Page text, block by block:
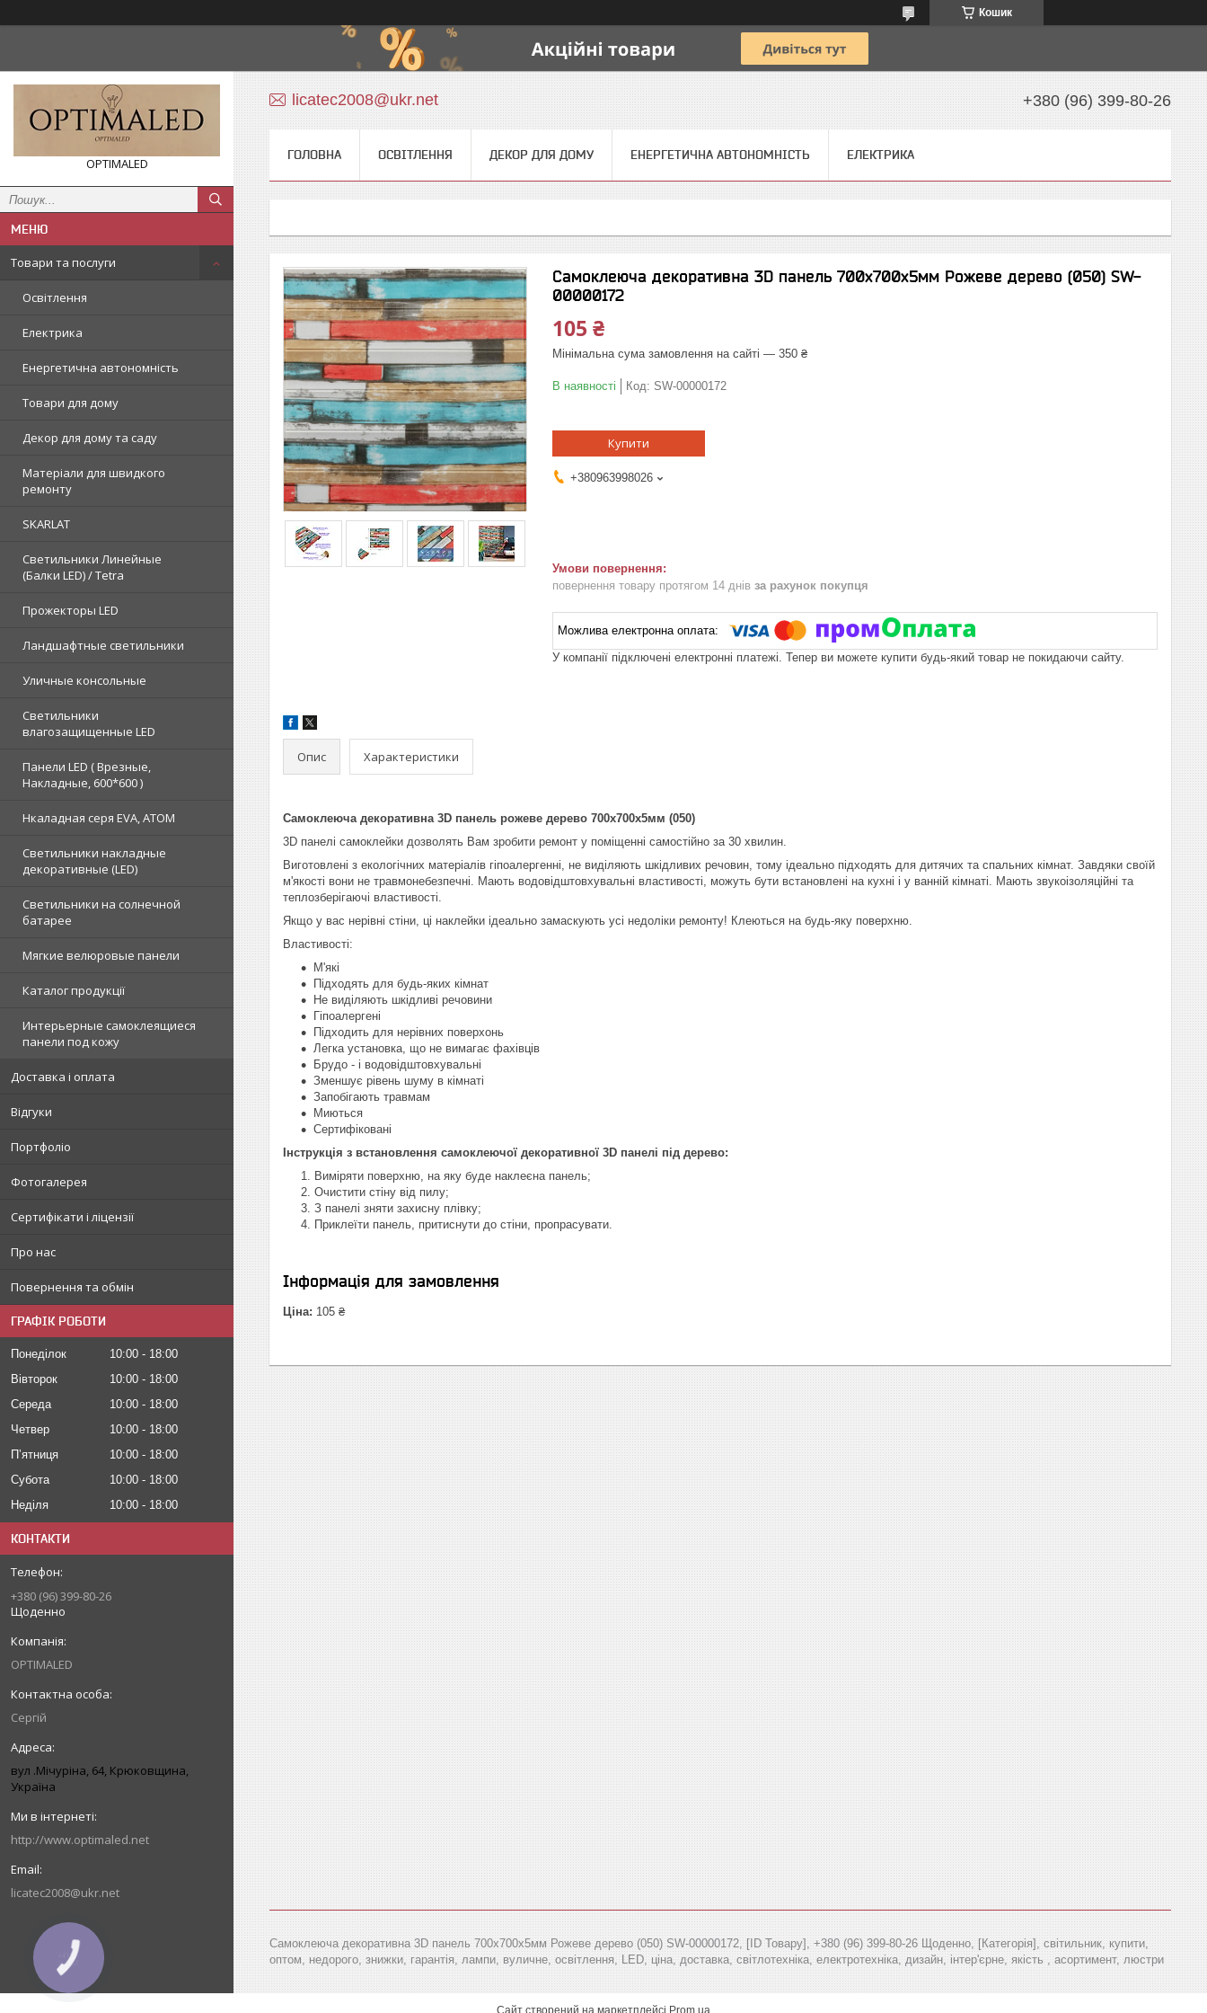
Кошик
OPTIMALED
Товари та послуги
Освітлення
Електрика
Енергетична автономність
Товари для дому
Декор для дому та саду
Матеріали для швидкого
ремонту
SKARLAT
Светильники Линейные
(Балки LED) / Tetra
Прожекторы LED
Ландшафтные светильники
Уличные консольные
Светильники
влагозащищенные LED
Панели LED ( Врезные,
Накладные, 600*600 )
Нкаладная серя EVA, ATOM
Светильники накладные
декоративные (LED)
Светильники на солнечной
батарее
Мягкие велюровые панели
Каталог продукції
Интерьерные самоклеящиеся
панели под кожу
Доставка і оплата
Відгуки
Портфоліо
Фотогалерея
Сертифікати і ліцензії
Про нас
Повернення та обмін
ГРАФІК РОБОТИ
Понеділок 10:00
18:00
Вівторок
10:00
18:00
Середа
10:00
18:00
Четвер
10:00
18:00
Пʼятниця
10:00
18:00
Субота
10:00
18:00
Неділя
10:00 18:00
КОНТАКТИ
+380 (96) 399-80-26
Щоденно
OPTIMALED
Сергій
вул .Мічуріна, 64, Крюковщина,
Україна
http://www.optimaled.net
licatec2008@ukr.net
licatec2008@ukr.net +380 (96) 399-80-26
ГОЛОВНА ОСВІТЛЕННЯ ДЕКОР ДЛЯ ДОМУ ЕНЕРГЕТИЧНА АВТОНОМНІСТЬ ЕЛЕКТРИКА
Самоклеюча декоративна 3D панель 700х700х5мм Рожеве дерево (050) SW-
00000172
105 ₴
Мінімальна сума замовлення на сайті — 350 ₴
В наявності Код: SW-00000172
Купити
+380963998026
повернення товару протягом 14 днів за рахунок покупця
У компанії підключені електронні платежі. Тепер ви можете купити будь-який товар не покидаючи сайту.
Опис Характеристики
Самоклеюча декоративна 3D панель рожеве дерево 700х700х5мм (050)
3D панелі самоклейки дозволять Вам зробити ремонт у поміщенні самостійно за 30 хвилин.
Виготовлені з екологічних матеріалів гіпоалергенні, не виділяють шкідливих речовин, тому ідеально підходять для дитячих та спальних кімнат. Завдяки своїй
м'якості вони не травмонебезпечні. Мають водовідштовхувальні властивості, можуть бути встановлені на кухні і у ванній кімнаті. Мають звукоізоляційні та
теплозберігаючі властивості.
Якщо у вас нерівні стіни, ці наклейки ідеально замаскують усі недоліки ремонту! Клеються на будь-яку поверхню.
Властивості:
М'які
Підходять для будь-яких кімнат
Не виділяють шкідливі речовини
Гіпоалергені
Підходить для нерівних поверхонь
Легка установка, що не вимагає фахівців
Брудо - і водовідштовхувальні
Зменшує рівень шуму в кімнаті
Запобігають травмам
Миються
Сертифіковані
Інструкція з встановлення самоклеючої декоративної 3D панелі під дерево:
Виміряти поверхню, на яку буде наклеєна панель;
Очистити стіну від пилу;
З панелі зняти захисну плівку;
Приклеїти панель, притиснути до стіни, пропрасувати.
Інформація для замовлення
Ціна: 105 ₴
Самоклеюча декоративна 3D панель 700х700х5мм Рожеве дерево (050) SW-00000172, [ID Товару], +380 (96) 399-80-26 Щоденно, [Категорія], світильник, купити,
оптом, недорого, знижки, гарантія, лампи, вуличне, освітлення, LED, ціна, доставка, світлотехніка, електротехніка, дизайн, інтер'єрне, якість , асортимент, люстри
Сайт створений на маркетплейсі Prom.ua
КНОПКА
ЗВ'ЯЗКУ